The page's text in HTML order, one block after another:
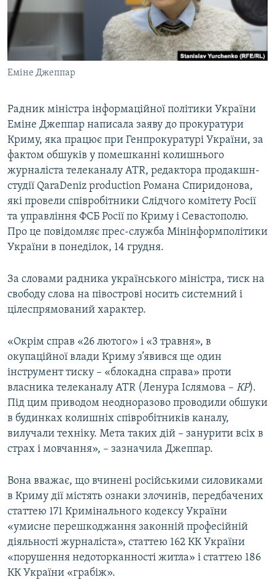
ВІДЕОУРОКИ «ELIFBE»
УКРАЇНСЬКА ПРОБЛЕМА КРИМУ
ІНФОГРАФІКА
Русский
Qırımtatar
ДОЛУЧАЙСЯ!
Усі сайти RFE/RL
Еміне Джеппар
Радник міністра інформаційної політики України
Еміне Джеппар написала заяву до прокуратури
Криму, яка працює при Генпрокуратурі України, за
фактом обшуків у помешканні колишнього
журналіста телеканалу АТR, редактора продакшн-
студії QaraDeniz production Романа Спиридонова,
які провели співробітники Слідчого комітету Росії
та управління ФСБ Росії по Криму і Севастополю.
Про це повідомляє прес-служба Мінінформполітики
України в понеділок, 14 грудня.
За словами радника українського міністра, тиск на
свободу слова на півострові носить системний і
цілеспрямований характер.
«Окрім справ «26 лютого» і «3 травня», в
окупаційної влади Криму з’явився ще один
інструмент тиску – «блокадна справа» проти
власника телеканалу АТR (Ленура Іслямова – КР).
Під цим приводом неодноразово проводили обшуки
в будинках колишніх співробітників каналу,
вилучали техніку. Мета таких дій – занурити всіх в
страх і мовчання», – зазначила Джеппар.
Вона вважає, що вчинені російськими силовиками
в Криму дії містять ознаки злочинів, передбачених
статтею 171 Кримінального кодексу України
«умисне перешкоджання законній професійній
діяльності журналіста», статтею 162 КК України
«порушення недоторканності житла» і статтею 186
КК України «грабіж».